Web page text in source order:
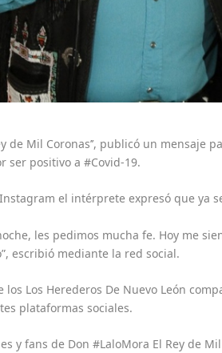
de Mil Coronas’’, publicó un
ser positivo a #Covid-19.
el intérprete expresó que ya
les pedimos mucha fe. Hoy me
escribió mediante la red social.
los Los Herederos De Nuevo León
plataformas sociales.
y fans de Don #LaloMora El Rey de